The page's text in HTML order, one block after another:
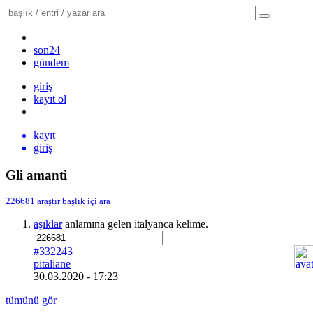
son24
gündem
giriş
kayıt ol
kayıt
giriş
Gli amanti
226681 araştırbaşlık içi ara
aşıklaranlamına gelen italyanca kelime.
#332243
pitaliane
30.03.2020 - 17:23
tümünü gör